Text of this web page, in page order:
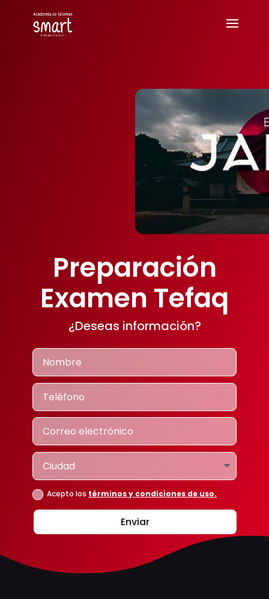
Preparación
Examen Tefaq
¿Deseas información?
Acepto los términos y condiciones de uso.
Enviar